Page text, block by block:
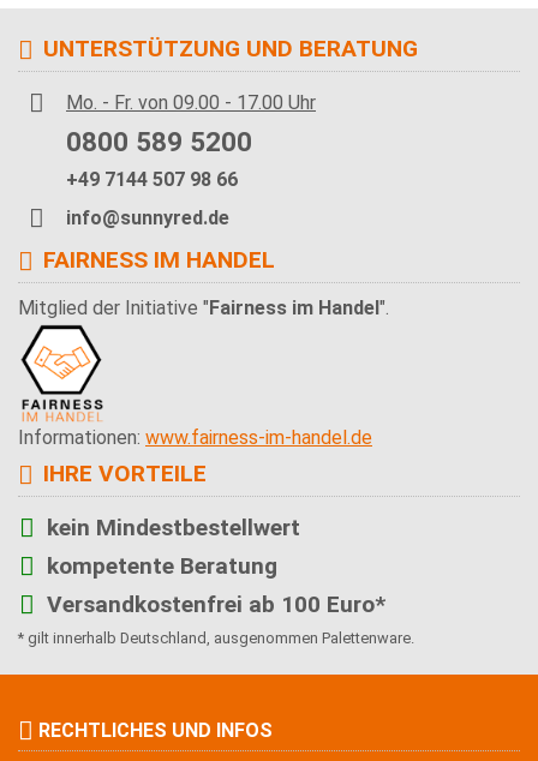
UNTERSTÜTZUNG UND BERATUNG
Mo. - Fr. von 09.00 - 17.00 Uhr
0800 589 5200
+49 7144 507 98 66
info@sunnyred.de
FAIRNESS IM HANDEL
Mitglied der Initiative " Fairness im Handel ".
Informationen: www.fairness-im-handel.de
IHRE VORTEILE
kein Mindestbestellwert
kompetente Beratung
Versandkostenfrei ab 100 Euro*
* gilt innerhalb Deutschland, ausgenommen Palettenware.
RECHTLICHES UND INFOS